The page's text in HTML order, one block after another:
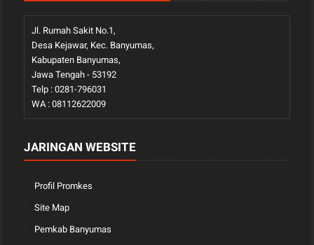
Jl. Rumah Sakit No.1,
Desa Kejawar, Kec. Banyumas,
Kabupaten Banyumas,
Jawa Tengah - 53192
Telp : 0281-796031
WA : 08112622009
JARINGAN WEBSITE
Profil Promkes
Site Map
Pemkab Banyumas